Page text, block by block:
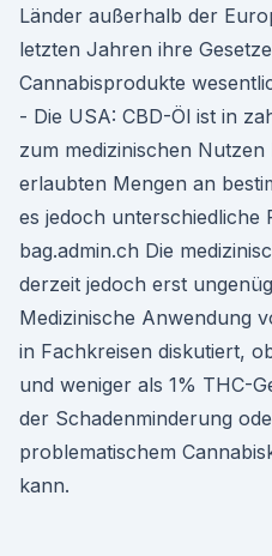
Länder außerhalb der
letzten Jahren ihre
Cannabisprodukte
- Die USA: CBD-Öl ist in
zum medizinischen
erlaubten Mengen an
es jedoch unterschiedliche
bag.admin.ch Die
derzeit jedoch erst
Medizinische Anwendung
in Fachkreisen diskutiert,
und weniger als 1% THC-
der Schadenminderung
problematischem
kann.